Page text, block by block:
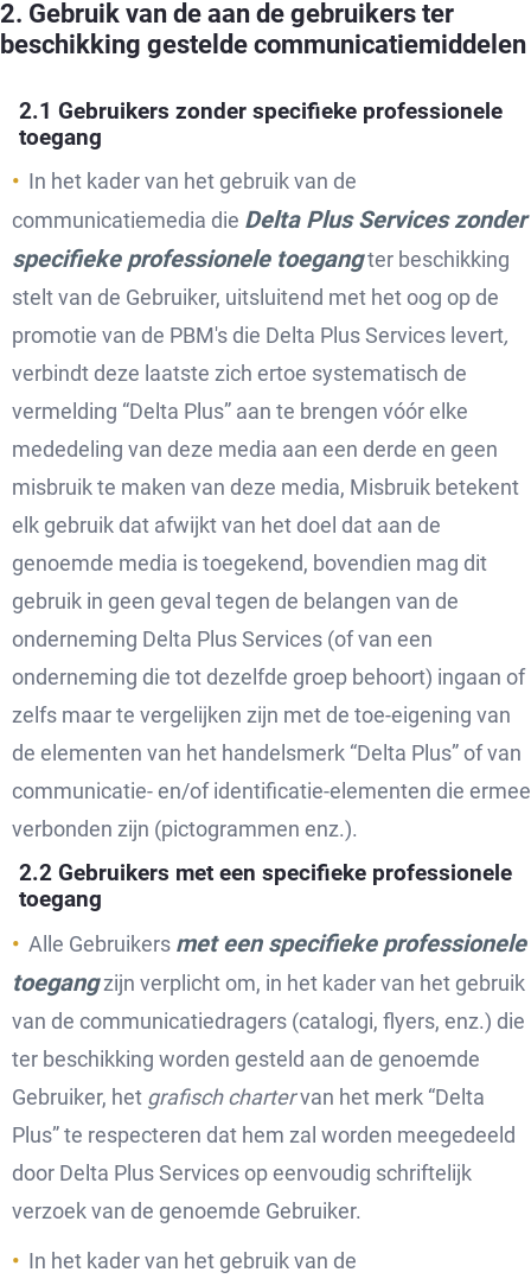
2. Gebruik van de aan de gebruikers ter
beschikking gestelde communicatiemiddelen
2.1 Gebruikers zonder specifieke professionele
toegang
In het kader van het gebruik van de
communicatiemedia die Delta Plus Services zonder
specifieke professionele toegangter beschikking
stelt van de Gebruiker, uitsluitend met het oog op de
promotie van de PBM's die Delta Plus Services levert,
verbindt deze laatste zich ertoe systematisch de
vermelding “Delta Plus” aan te brengen vóór elke
mededeling van deze media aan een derde en geen
misbruik te maken van deze media, Misbruik betekent
elk gebruik dat afwijkt van het doel dat aan de
genoemde media is toegekend, bovendien mag dit
gebruik in geen geval tegen de belangen van de
onderneming Delta Plus Services (of van een
onderneming die tot dezelfde groep behoort) ingaan of
zelfs maar te vergelijken zijn met de toe-eigening van
de elementen van het handelsmerk “Delta Plus” of van
communicatie- en/of identificatie-elementen die ermee
verbonden zijn (pictogrammen enz.).
2.2 Gebruikers met een specifieke professionele
toegang
Alle Gebruikers met een specifieke professionele
toegangzijn verplicht om, in het kader van het gebruik
van de communicatiedragers (catalogi, flyers, enz.) die
ter beschikking worden gesteld aan de genoemde
Gebruiker, het grafisch chartervan het merk “Delta
Plus” te respecteren dat hem zal worden meegedeeld
door Delta Plus Services op eenvoudig schriftelijk
verzoek van de genoemde Gebruiker.
In het kader van het gebruik van de